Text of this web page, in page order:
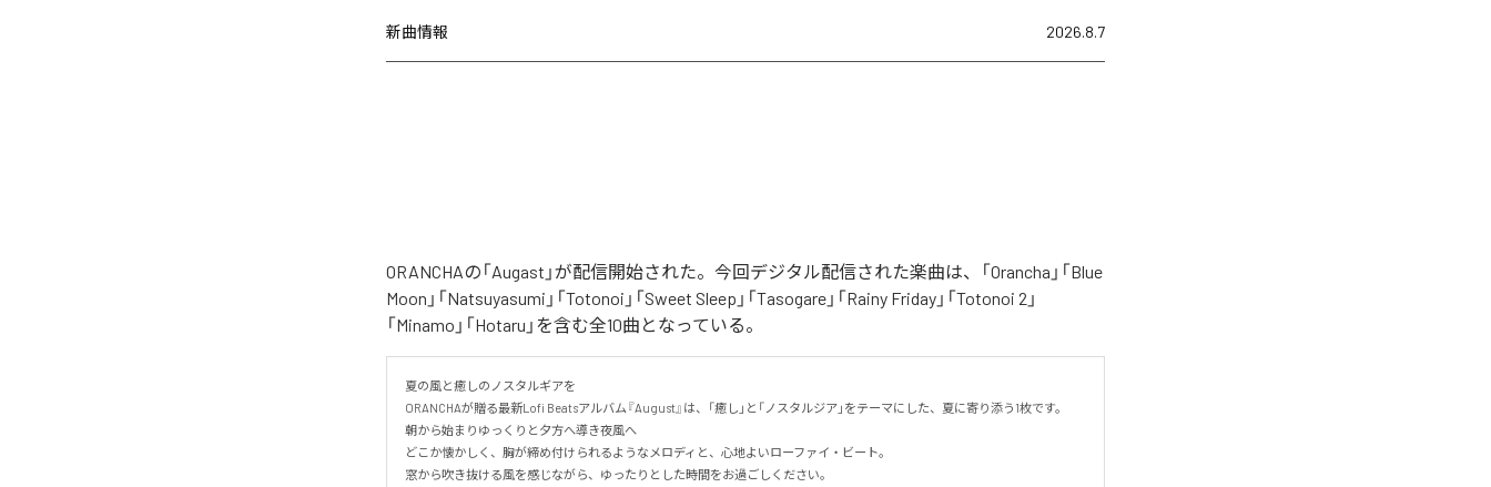
新曲情報 2026.8.7
ORANCHAの「Augast」が配信開始された。今回デジタル配信された楽曲は、「Orancha」「Blue
Moon」「Natsuyasumi」「Totonoi」「Sweet Sleep」「Tasogare」「Rainy Friday」「Totonoi 2」
「Minamo」「Hotaru」を含む全10曲となっている。
夏の風と癒しのノスタルギアを
ORANCHAが贈る最新Lofi Beatsアルバム『August』は、「癒し」と「ノスタルジア」をテーマにした、夏に寄り添う1枚です。
朝から始まりゆっくりと夕方へ導き夜風へ
どこか懐かしく、胸が締め付けられるようなメロディと、心地よいローファイ・ビート。
窓から吹き抜ける風を感じながら、ゆったりとした時間をお過ごしください。